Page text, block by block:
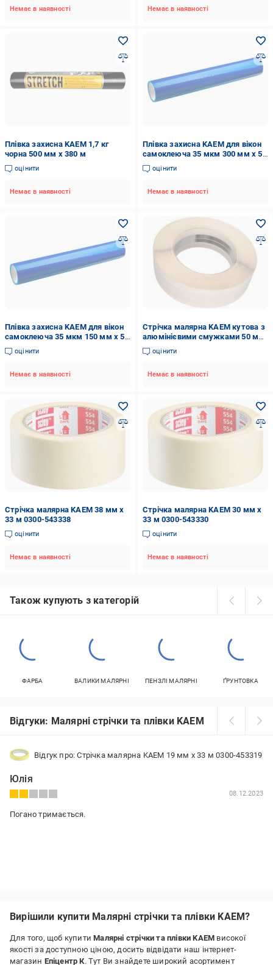
Немає в наявності Немає в наявності
Плівка захисна KAEM 1,7 кг
чорна 500 мм x 380 м
оцінити
Немає в наявності
Плівка захисна KAEM для вікон
самоклеюча 35 мкм 300 мм x 50
м
оцінити
Немає в наявності
Плівка захисна KAEM для вікон
самоклеюча 35 мкм 150 мм x 5
м
оцінити
Немає в наявності
Стрічка малярна KAEM кутова з
алюмінієвими смужками 50 мм
x 30 м 0390-443050
оцінити
Немає в наявності
Стрічка малярна KAEM 38 мм x
33 м 0300-543338
оцінити
Немає в наявності
Стрічка малярна KAEM 30 мм x
33 м 0300-543330
оцінити
Немає в наявності
Також купують з категорій
ФАРБА ВАЛИКИ МАЛЯРНІ ПЕНЗЛІ МАЛЯРНІ ҐРУНТОВКА
Відгуки: Малярні стрічки та плівки KAEM
Відгук про: Стрічка малярна KAEM 19 мм x 33 м 0300-453319
Юлія
08.12.2023
Погано тримається.
Вирішили купити Малярні стрічки та плівки KAEM?
Для того, щоб купитиМалярні стрічки та плівки KAEM високої
якості за доступною ціною, досить відвідати наш інтернет-
магазин Епіцентр К. Тут Ви знайдете широкий асортимент